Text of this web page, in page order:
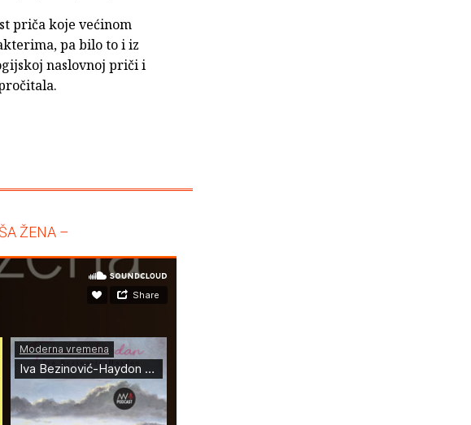
priča koje većinom
pa bilo to i iz
naslovnoj priči i
ŽENA –